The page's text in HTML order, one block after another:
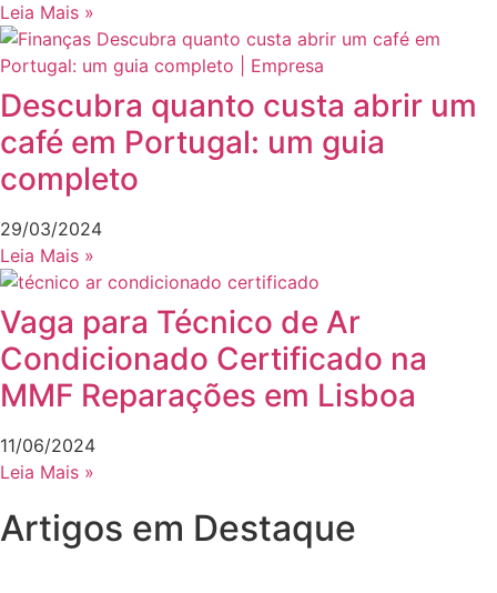
Leia Mais »
Descubra quanto custa abrir um
café em Portugal: um guia
completo
29/03/2024
Leia Mais »
Vaga para Técnico de Ar
Condicionado Certificado na
MMF Reparações em Lisboa
11/06/2024
Leia Mais »
Artigos em Destaque